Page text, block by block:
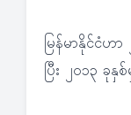
မြန်မာနိုင်ငံဟ
ပြီး ၂၀၁၃ ခု